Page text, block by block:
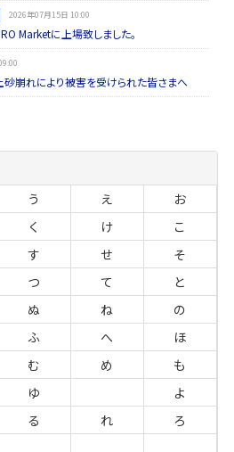
2026年07月15日 10:00
Marketに上場致しました。
崩れにより被害を受けられた皆さまへ
う え
お
く け
こ
す せ
そ
つ て
と
ぬ ね
の
ふ へ
ほ
む め
も
ゆ
よ
る れ
ろ